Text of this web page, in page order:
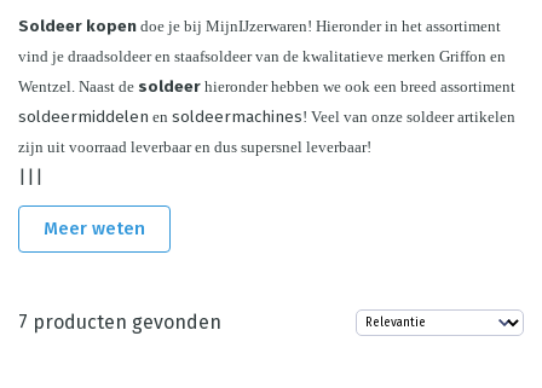
Soldeer kopen doe je bij MijnIJzerwaren! Hieronder in het assortiment
vind je draadsoldeer en staafsoldeer van de kwalitatieve merken Griffon en
Wentzel. Naast de soldeer
soldeermiddelen en soldeermachines! Veel van onze soldeer artikelen
zijn uit voorraad leverbaar en dus supersnel leverbaar!
|||
Meer weten
7 producten gevonden